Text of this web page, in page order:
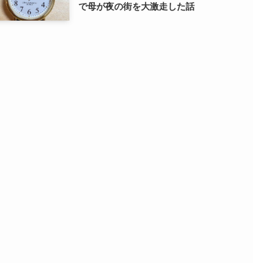
で母が夜の街を大激走した話